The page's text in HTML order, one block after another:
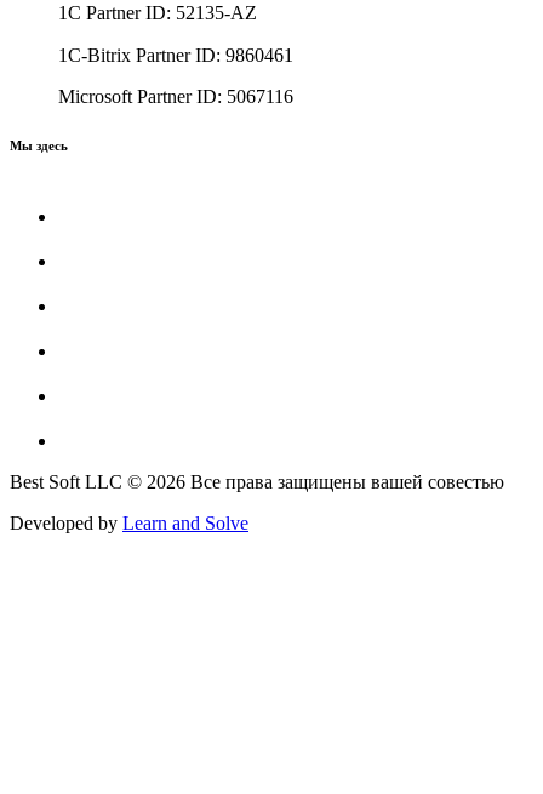
1C Partner ID: 52135-AZ
1C-Bitrix Partner ID: 9860461
Microsoft Partner ID: 5067116
Мы здесь
Best Soft LLC © 2026 Все права защищены вашей совестью
Developed by Learn and Solve